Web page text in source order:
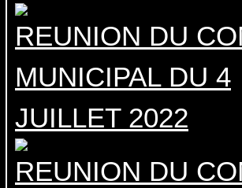
REUNION DU
MUNICIPAL DU 4
JUILLET 2022
REUNION DU